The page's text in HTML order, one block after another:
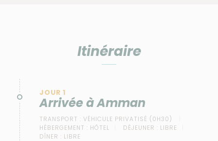
Itinéraire
JOUR 1
Arrivée à Amman
TRANSPORT : VÉHICULE PRIVATISÉ (0H30)
HÉBERGEMENT : HÔTEL DÉJEUNER : LIBRE
DÎNER : LIBRE